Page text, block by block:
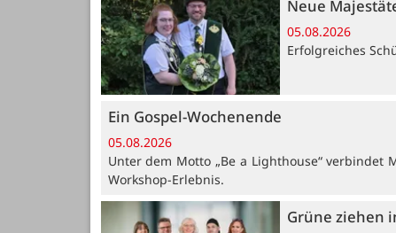
Neue
05.08.2026
Erfolgreiches
Ein Gospel-Wochenende
05.08.2026
Unter dem Motto „Be a Lighthouse“ verbindet
Workshop-Erlebnis.
Grüne ziehen